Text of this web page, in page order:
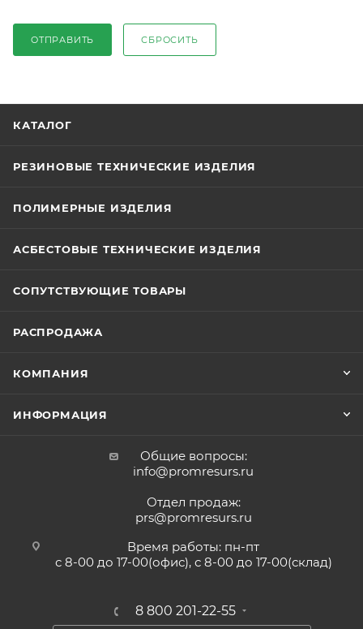
ОТПРАВИТЬ СБРОСИТЬ
КАТАЛОГ
РЕЗИНОВЫЕ ТЕХНИЧЕСКИЕ ИЗДЕЛИЯ
ПОЛИМЕРНЫЕ ИЗДЕЛИЯ
АСБЕСТОВЫЕ ТЕХНИЧЕСКИЕ ИЗДЕЛИЯ
СОПУТСТВУЮЩИЕ ТОВАРЫ
РАСПРОДАЖА
КОМПАНИЯ
ИНФОРМАЦИЯ
Общие вопросы:
info@promresurs.ru
Отдел продаж:
prs@promresurs.ru
Время работы: пн-пт
с 8-00 до 17-00(офис), с 8-00 до 17-00(склад)
8 800 201-22-55